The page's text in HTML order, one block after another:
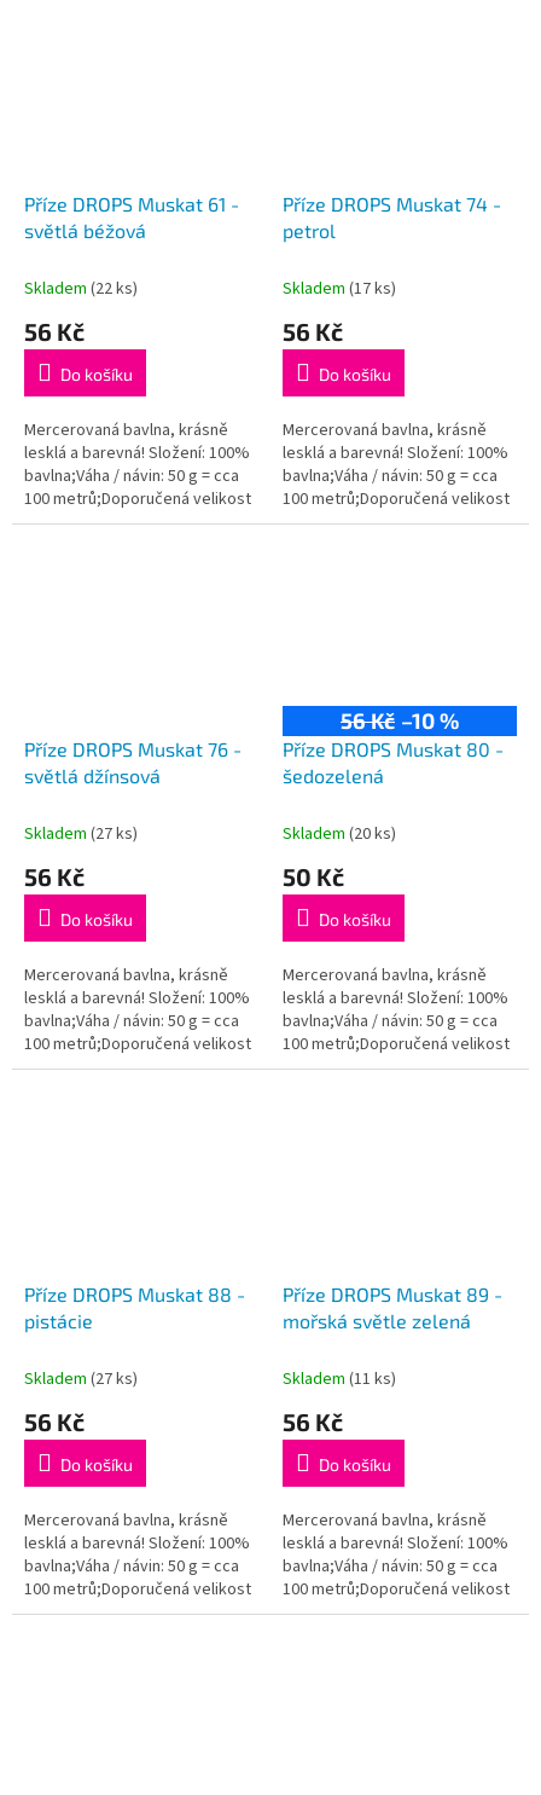
Příze DROPS Muskat 61 -
světlá béžová
Skladem (22 ks)
56 Kč
Do košíku
Mercerovaná bavlna, krásně
lesklá a barevná! Složení: 100%
bavlna;Váha / návin: 50 g = cca
100 metrů;Doporučená velikost
jehlic / háčku: 4 mm. Instagram:...
Příze DROPS Muskat 74 -
petrol
Skladem (17 ks)
56 Kč
Do košíku
Mercerovaná bavlna, krásně
lesklá a barevná! Složení: 100%
bavlna;Váha / návin: 50 g = cca
100 metrů;Doporučená velikost
jehlic / háčku: 4 mm. Instagram:...
Příze DROPS Muskat 76 -
světlá džínsová
Skladem (27 ks)
56 Kč
Do košíku
Mercerovaná bavlna, krásně
lesklá a barevná! Složení: 100%
bavlna;Váha / návin: 50 g = cca
100 metrů;Doporučená velikost
jehlic / háčku: 4 mm. Instagram:...
56 Kč –10 %
Příze DROPS Muskat 80 -
šedozelená
Skladem (20 ks)
50 Kč
Do košíku
Mercerovaná bavlna, krásně
lesklá a barevná! Složení: 100%
bavlna;Váha / návin: 50 g = cca
100 metrů;Doporučená velikost
jehlic / háčku: 4 mm. Instagram:...
Příze DROPS Muskat 88 -
pistácie
Skladem (27 ks)
56 Kč
Do košíku
Mercerovaná bavlna, krásně
lesklá a barevná! Složení: 100%
bavlna;Váha / návin: 50 g = cca
100 metrů;Doporučená velikost
jehlic / háčku: 4 mm. Instagram:...
Příze DROPS Muskat 89 -
mořská světle zelená
Skladem (11 ks)
56 Kč
Do košíku
Mercerovaná bavlna, krásně
lesklá a barevná! Složení: 100%
bavlna;Váha / návin: 50 g = cca
100 metrů;Doporučená velikost
jehlic / háčku: 4 mm. Instagram:...